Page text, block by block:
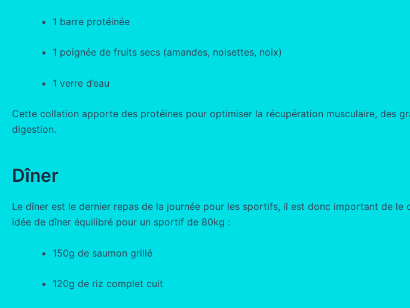
1 barre protéinée
1 poignée de fruits secs (amandes, noisettes, noix)
1 verre d’eau
Cette collation apporte des protéines pour optimiser la récupération musculaire, des
digestion.
Dîner
Le dîner est le dernier repas de la journée pour les sportifs, il est donc important de
idée de dîner équilibré pour un sportif de 80kg :
150g de saumon grillé
120g de riz complet cuit